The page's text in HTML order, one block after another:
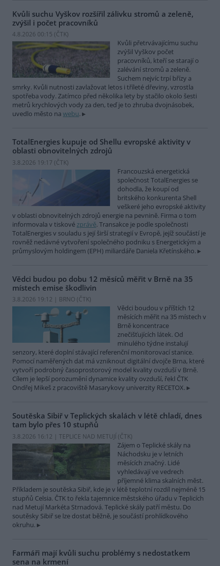
Kvůli suchu Vyškov rozšířil zálivku stromů a zeleně,
zvýšil i počet pracovníků
4.8.2026 00:15 (ČTK)
Kvůli přetrvávajícímu suchu
zvýšil Vyškov počet
pracovníků, kteří se starají o
zalévání stromů a zeleně.
Suchem nejvíc trpí břízy a
smrky. Kvůli nutnosti zavlažovat letos i tříleté dřeviny, vzrostla
spotřeba vody. Zatímco před několika lety by stačilo okolo šesti
metrů krychlových vody za den, teď je to zhruba dvojnásobek,
uvedlo město na webu.
TotalEnergies kupuje od Shellu evropské aktivity v
oblasti obnovitelných zdrojů
3.8.2026 19:17 (ČTK)
Francouzská energetická
společnost TotalEnergies se
dohodla, že koupí od
britského konkurenta Shell
veškeré jeho evropské aktivity
v oblasti obnovitelných zdrojů energie na pevnině. Firma o tom
informovala v tiskovézprávě. Transakce je podle společnosti
TotalEnergies v souladu s její širší strategií v Evropě, jejíž součástí je
rovněž nedávné vytvoření společného podniku s Energetickým a
průmyslovým holdingem (EPH) miliardáře Daniela Křetínského.
Vědci budou po dobu 12 měsíců měřit v Brně na 35
místech emise škodlivin
3.8.2026 19:12 | BRNO (ČTK)
Vědci boudou v příštích 12
měsících měřit na 35 místech v
Brně koncentrace
znečišťujících látek. Od
minulého týdne instalují
senzory, které doplní stávající referenční monitorovací stanice.
Pomocí naměřených dat má vzniknout digitální dvojče Brna, které
vytvoří podrobný časoprostorový model kvality ovzduší v Brně.
Cílem je lepší porozumění dynamice kvality ovzduší, řekl ČTK
Ondřej Mikeš z pracoviště Masarykovy univerzity RECETOX.
Soutěska Sibiř v Teplických skalách v létě chladí, dnes
tam bylo přes 10 stupňů
3.8.2026 16:12 | TEPLICE NAD METUJÍ (ČTK)
Zájem o Teplické skály na
Náchodsku je v letních
měsících značný. Lidé
vyhledávají ve vedrech
příjemné klima skalních měst.
Příkladem je soutěska Sibiř, kde je v létě teplotní rozdíl nejméně 15
stupňů Celsia. ČTK to řekla tajemnice městského úřadu v Teplicích
nad Metují Markéta Strnadová. Teplické skály patří městu. Do
soutěsky Sibiř se lze dostat běžně, je součástí prohlídkového
okruhu.
Farmáři mají kvůli suchu problémy s nedostatkem
sena na krmení